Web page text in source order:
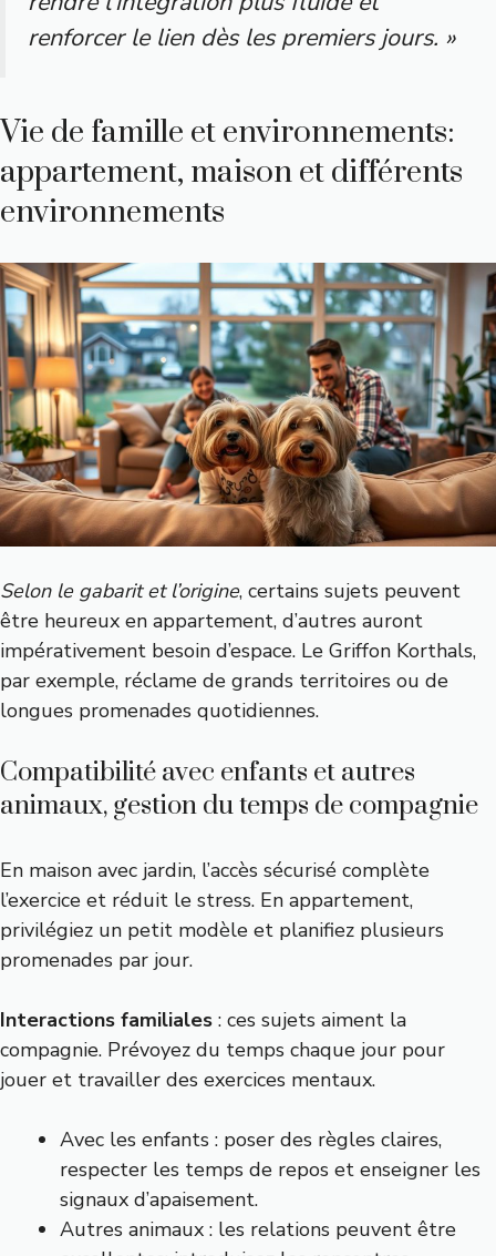
renforcer le lien dès les premiers jours. »
Vie de famille et environnements:
appartement, maison et différents
environnements
Selon le gabarit et l’origine, certains sujets peuvent
être heureux en appartement, d’autres auront
impérativement besoin d’espace. Le Griffon Korthals,
par exemple, réclame de grands territoires ou de
longues promenades quotidiennes.
Compatibilité avec enfants et autres
animaux, gestion du temps de compagnie
En maison avec jardin, l’accès sécurisé complète
l’exercice et réduit le stress. En appartement,
privilégiez un petit modèle et planifiez plusieurs
promenades par jour.
Interactions familiales : ces sujets aiment la
compagnie. Prévoyez du temps chaque jour pour
jouer et travailler des exercices mentaux.
Avec les enfants : poser des règles claires,
respecter les temps de repos et enseigner les
signaux d’apaisement.
Autres animaux : les relations peuvent être